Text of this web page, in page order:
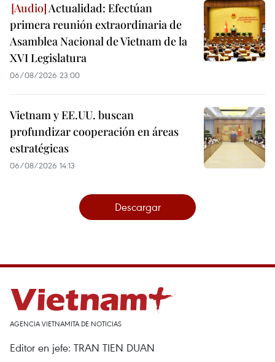
Actualidad: Efectúan
primera reunión extraordinaria de
Asamblea Nacional de Vietnam de la
XVI Legislatura
06/08/2026 23:00
Vietnam y EE.UU. buscan
profundizar cooperación en áreas
estratégicas
06/08/2026 14:13
Descargar
AGENCIA VIETNAMITA DE NOTICIAS
Editor en jefe: TRAN TIEN DUAN